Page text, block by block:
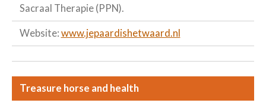
Sacraal Therapie (PPN).
Website: www.jepaardishetwaard.nl
Treasure horse and health